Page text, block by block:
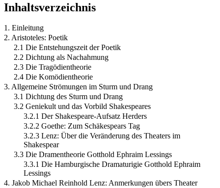
Inhaltsverzeichnis
1. Einleitung
2. Aristoteles: Poetik
2.1 Die Entstehungszeit der Poetik
2.2 Dichtung als Nachahmung
2.3 Die Tragödientheorie
2.4 Die Komödientheorie
3. Allgemeine Strömungen im Sturm und Drang
3.1 Dichtung des Sturm und Drang
3.2 Geniekult und das Vorbild Shakespeares
3.2.1 Der Shakespeare-Aufsatz Herders
3.2.2 Goethe: Zum Schäkespears Tag
3.2.3 Lenz: Über die Veränderung des Theaters im
Shakespear
3.3 Die Dramentheorie Gotthold Ephraim Lessings
3.3.1 Die Hamburgische Dramaturigie Gotthold Ephraim
Lessings
4. Jakob Michael Reinhold Lenz: Anmerkungen übers Theater